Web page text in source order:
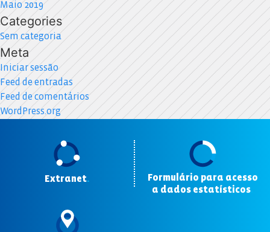
Maio 2019
Categories
Sem categoria
Meta
Iniciar sessão
Feed de entradas
Feed de comentários
WordPress.org
Extranet.
Formulário para acesso
a dados estatísticos